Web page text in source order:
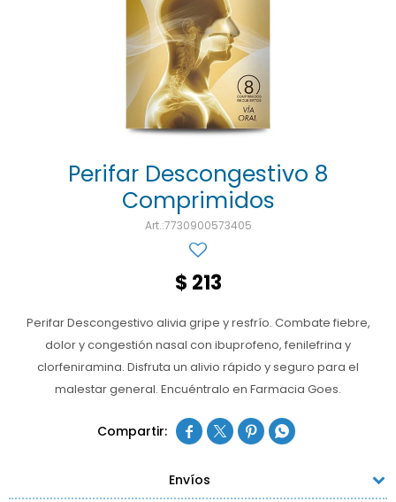
Perifar Descongestivo 8
Comprimidos
7730900573405
$ 213
Perifar Descongestivo alivia gripe y resfrío. Combate fiebre,
dolor y congestión nasal con ibuprofeno, fenilefrina y
clorfeniramina. Disfruta un alivio rápido y seguro para el
malestar general. Encuéntralo en Farmacia Goes.
   
Envíos
Test de autodiagnóstico
Productos fraccionados
Salud sexual y reproductiva
Alimentación